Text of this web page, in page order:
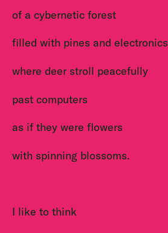
of a cybernetic forest
filled with pines and electronics
where deer stroll peacefully
past computers
as if they were flowers
with spinning blossoms.
I like to think